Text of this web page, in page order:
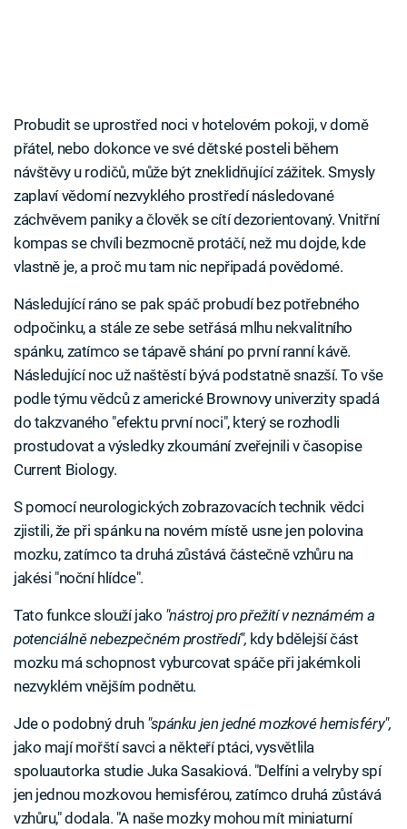
Probudit se uprostřed noci v hotelovém pokoji, v domě
přátel, nebo dokonce ve své dětské posteli během
návštěvy u rodičů, může být zneklidňující zážitek. Smysly
zaplaví vědomí nezvyklého prostředí následované
záchvěvem paniky a člověk se cítí dezorientovaný. Vnitřní
kompas se chvíli bezmocně protáčí, než mu dojde, kde
vlastně je, a proč mu tam nic nepřipadá povědomé.
Následující ráno se pak spáč probudí bez potřebného
odpočinku, a stále ze sebe setřásá mlhu nekvalitního
spánku, zatímco se tápavě shání po první ranní kávě.
Následující noc už naštěstí bývá podstatně snazší. To vše
podle týmu vědců z americké Brownovy univerzity spadá
do takzvaného "efektu první noci", který se rozhodli
prostudovat a výsledky zkoumání zveřejnili v časopise
Current Biology.
S pomocí neurologických zobrazovacích technik vědci
zjistili, že při spánku na novém místě usne jen polovina
mozku, zatímco ta druhá zůstává částečně vzhůru na
jakési "noční hlídce".
Tato funkce slouží jako "nástroj pro přežití v neznámém a
potenciálně nebezpečném prostředí", kdy bdělejší část
mozku má schopnost vyburcovat spáče při jakémkoli
nezvyklém vnějším podnětu.
Jde o podobný druh "spánku jen jedné mozkové hemisféry",
jako mají mořští savci a někteří ptáci, vysvětlila
spoluautorka studie Juka Sasakiová. "Delfíni a velryby spí
jen jednou mozkovou hemisférou, zatímco druhá zůstává
vzhůru," dodala. "A naše mozky mohou mít miniaturní